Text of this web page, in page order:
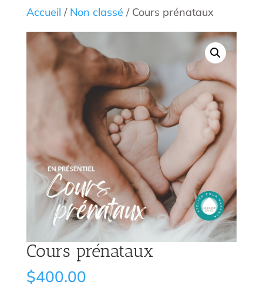
Accueil / Non classé / Cours prénataux
Cours prénataux
$400.00